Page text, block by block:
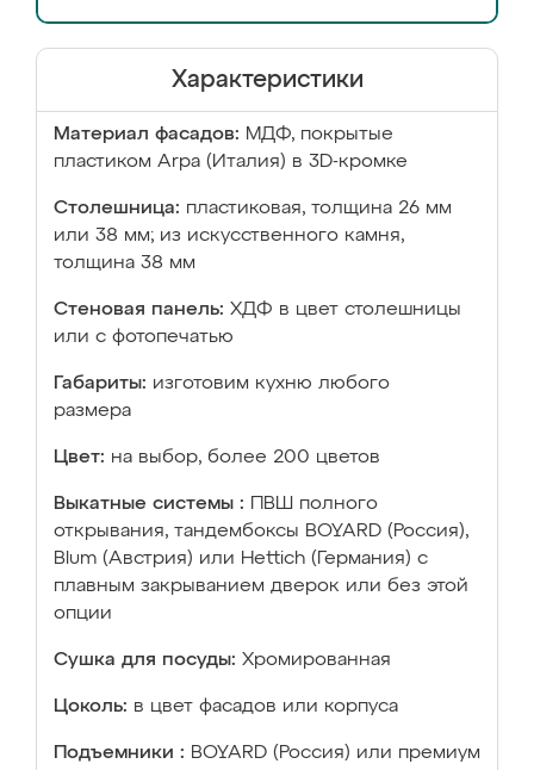
Характеристики
Материал фасадов: МДФ, покрытые
пластиком Arpa (Италия) в 3D-кромке
Столешница: пластиковая, толщина 26 мм
или 38 мм; из искусственного камня,
толщина 38 мм
Стеновая панель: ХДФ в цвет столешницы
или с фотопечатью
Габариты: изготовим кухню любого
размера
Цвет: на выбор, более 200 цветов
Выкатные системы :
ПВШ полного
открывания, тандембоксы BOYARD (Россия),
Blum (Австрия) или Hettich (Германия) с
плавным закрыванием дверок или без этой
опции
Сушка для посуды: Хромированная
Цоколь: в цвет фасадов или корпуса
Подъемники : BOYARD (Россия) или премиум